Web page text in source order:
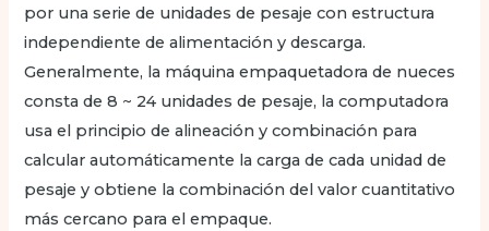
por una serie de unidades de pesaje con estructura
independiente de alimentación y descarga.
Generalmente, la máquina empaquetadora de nueces
consta de 8 ~ 24 unidades de pesaje, la computadora
usa el principio de alineación y combinación para
calcular automáticamente la carga de cada unidad de
pesaje y obtiene la combinación del valor cuantitativo
más cercano para el empaque.